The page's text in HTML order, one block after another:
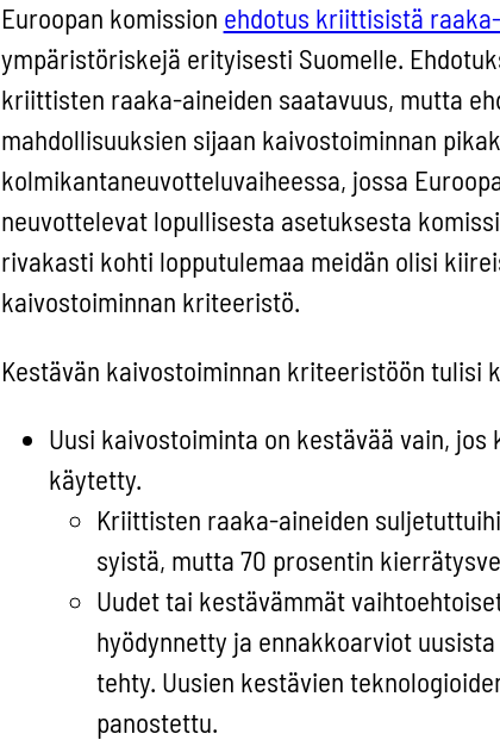
Euroopan komission ehdotus kriittisistä
ympäristöriskejä erityisesti Suomelle.
kriittisten raaka-aineiden saatavuus, mutta
mahdollisuuksien sijaan kaivostoiminnan
kolmikantaneuvotteluvaiheessa, jossa
neuvottelevat lopullisesta asetuksesta
rivakasti kohti lopputulemaa meidän olisi
kaivostoiminnan kriteeristö.
Kestävän kaivostoiminnan kriteeristöön tulisi
Uusi kaivostoiminta on kestävää vain,
käytetty.
Kriittisten raaka-aineiden
syistä, mutta 70 prosentin
Uudet tai kestävämmät
hyödynnetty ja ennakkoarviot
tehty. Uusien kestävien
panostettu.